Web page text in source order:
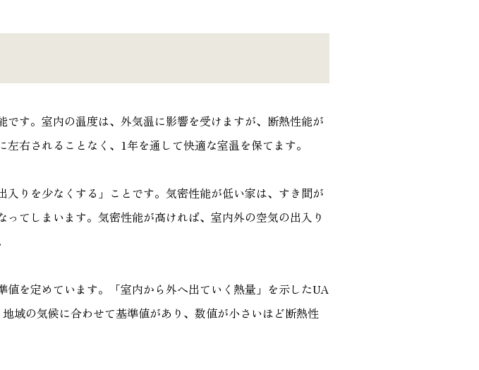
す。室内の温度は、外気温に影響を受けますが、断熱性能が
右されることなく、1年を通して快適な室温を保てます。
りを少なくする」ことです。気密性能が低い家は、すき間が
てしまいます。気密性能が高ければ、室内外の空気の出入り
を定めています。「室内から外へ出ていく熱量」を示したUA
域の気候に合わせて基準値があり、数値が小さいほど断熱性